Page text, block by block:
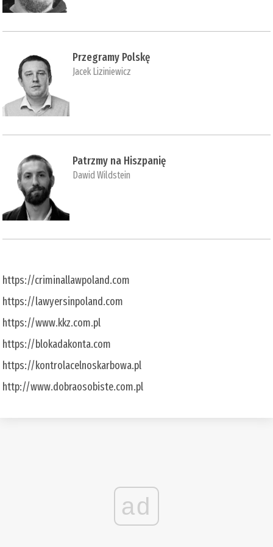
Przegramy Polskę
Jacek Liziniewicz
Patrzmy na Hiszpanię
Dawid Wildstein
https://criminallawpoland.com
https://lawyersinpoland.com
https://www.kkz.com.pl
https://blokadakonta.com
https://kontrolacelnoskarbowa.pl
http://www.dobraosobiste.com.pl
ad